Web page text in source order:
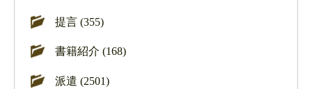
提言 (355)
書籍紹介 (168)
派遣 (2501)